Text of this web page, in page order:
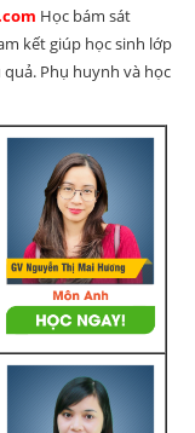
Học bám sát
kết giúp học sinh lớp
Phụ huynh và học